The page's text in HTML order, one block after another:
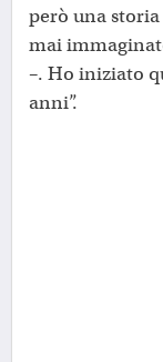
però una
mai
–. Ho iniziato
anni”.